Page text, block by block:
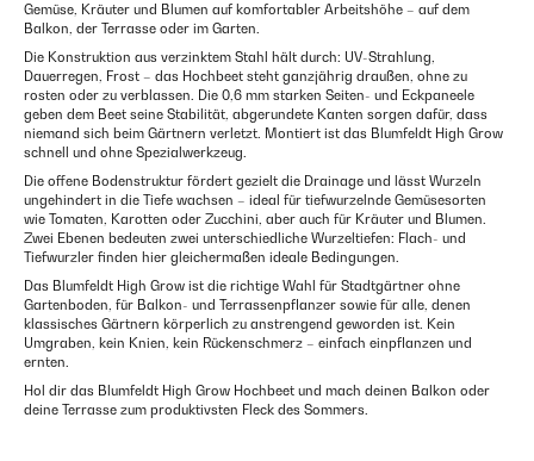
Gemüse, Kräuter und Blumen auf komfortabler Arbeitshöhe – auf dem
Balkon, der Terrasse oder im Garten.
Die Konstruktion aus verzinktem Stahl hält durch: UV-Strahlung,
Dauerregen, Frost – das Hochbeet steht ganzjährig draußen, ohne zu
rosten oder zu verblassen. Die 0,6 mm starken Seiten- und Eckpaneele
geben dem Beet seine Stabilität, abgerundete Kanten sorgen dafür, dass
niemand sich beim Gärtnern verletzt. Montiert ist das Blumfeldt High Grow
schnell und ohne Spezialwerkzeug.
Die offene Bodenstruktur fördert gezielt die Drainage und lässt Wurzeln
ungehindert in die Tiefe wachsen – ideal für tiefwurzelnde Gemüsesorten
wie Tomaten, Karotten oder Zucchini, aber auch für Kräuter und Blumen.
Zwei Ebenen bedeuten zwei unterschiedliche Wurzeltiefen: Flach- und
Tiefwurzler finden hier gleichermaßen ideale Bedingungen.
Das Blumfeldt High Grow ist die richtige Wahl für Stadtgärtner ohne
Gartenboden, für Balkon- und Terrassenpflanzer sowie für alle, denen
klassisches Gärtnern körperlich zu anstrengend geworden ist. Kein
Umgraben, kein Knien, kein Rückenschmerz – einfach einpflanzen und
ernten.
Hol dir das Blumfeldt High Grow Hochbeet und mach deinen Balkon oder
deine Terrasse zum produktivsten Fleck des Sommers.